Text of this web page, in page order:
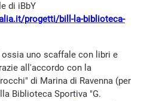
di iBbY
progetti/bill-la-biblioteca-
ossia uno scaffale con libri e
all'accordo con la
di Marina di Ravenna (per
Biblioteca Sportiva "G.